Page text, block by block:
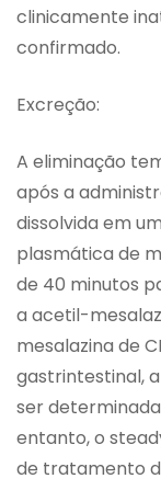
clinicamente
confirmado.
Excreção:
A eliminação
após a
dissolvida em
plasmática de
de 40 minutos
a acetil-
mesalazina de
gastrintestinal,
ser
entanto, o
de tratamento